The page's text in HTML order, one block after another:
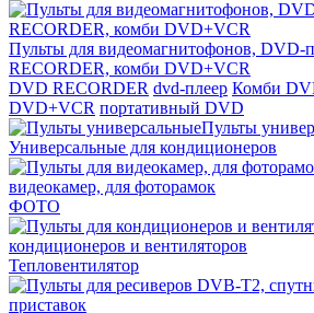
Пульты для видеомагнитофонов, DVD-
RECORDER, комби DVD+VCR
DVD RECORDER dvd-плеер Комби
DVD+VCR портативный DVD
Пульты
Универсальные для кондиционеров
видеокамер, для фоторамок
ФОТО
кондиционеров и вентиляторов
Тепловентилятор